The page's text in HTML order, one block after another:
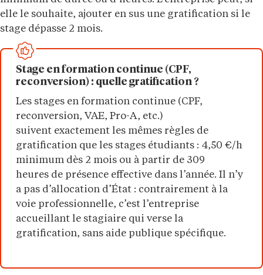
elle le souhaite, ajouter en sus une gratification si le
stage dépasse 2 mois.
Stage en formation continue (CPF,
reconversion) : quelle gratification ?
Les stages en formation continue (CPF,
reconversion, VAE, Pro-A, etc.)
suivent exactement les mêmes règles de
gratification que les stages étudiants : 4,50 €/h
minimum dès 2 mois ou à partir de 309
heures de présence effective dans l’année. Il n’y
a pas d’allocation d’État : contrairement à la
voie professionnelle, c’est l’entreprise
accueillant le stagiaire qui verse la
gratification, sans aide publique spécifique.